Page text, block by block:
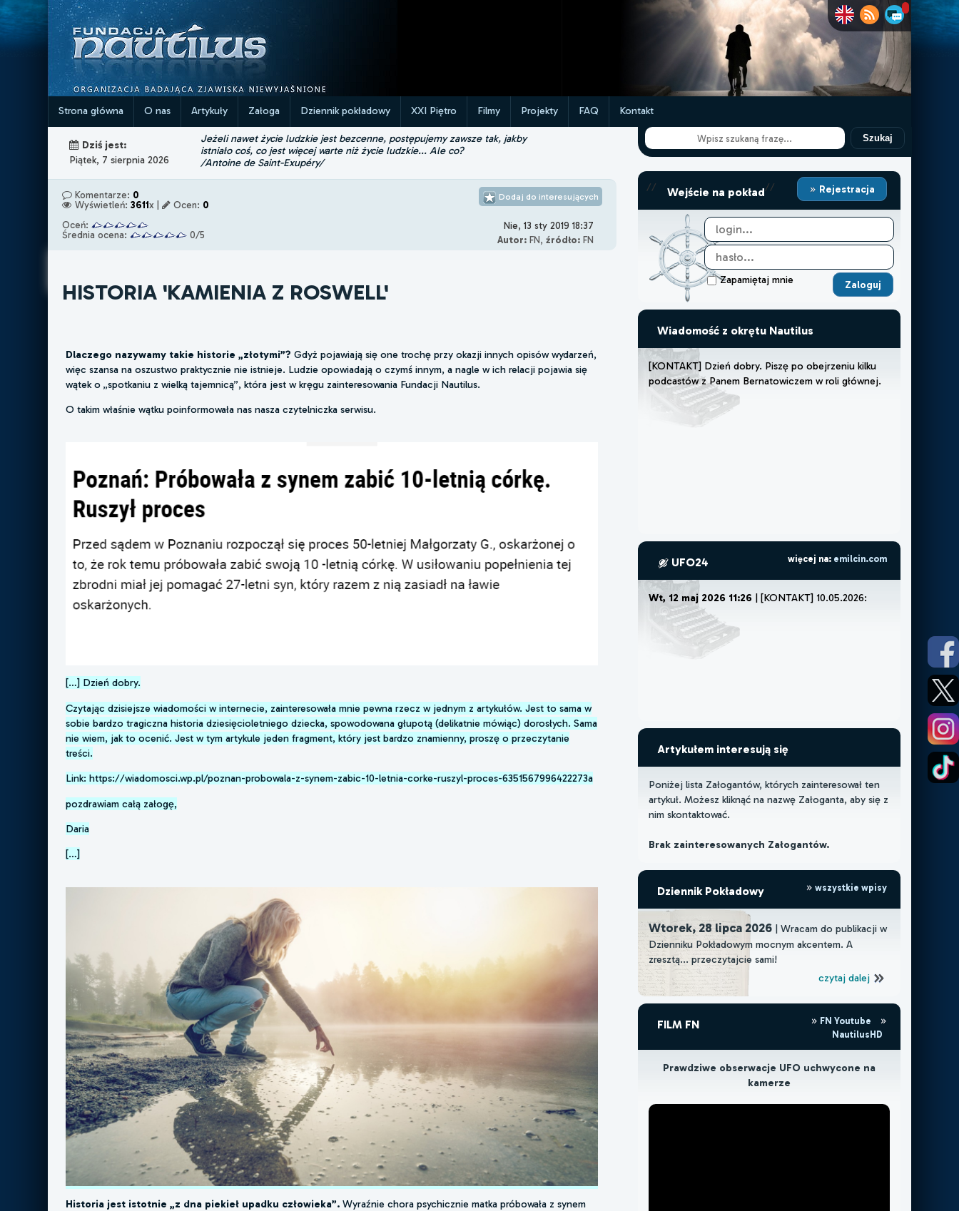
Strona główna O nas Artykuły Załoga Dziennik pokładowy XXI Piętro Filmy Projekty FAQ Kontakt
Dziś jest:
Piątek, 7 sierpnia 2026
Jeżeli nawet życie ludzkie jest bezcenne, postępujemy zawsze tak, jakby
istniało coś, co jest więcej warte niż życie ludzkie... Ale co?
/Antoine de Saint-Exupéry/
Komentarze: 0
Wyświetleń:3611x | Ocen: 0
Oceń:
Średnia ocena:
0/5
Dodaj do interesujących
Nie, 13 sty 2019 18:37
Autor:FN, źródło:FN
HISTORIA 'KAMIENIA Z ROSWELL'
Dlaczego nazywamy takie historie „złotymi”? Gdyż pojawiają się one trochę przy okazji innych opisów wydarzeń,
więc szansa na oszustwo praktycznie nie istnieje. Ludzie opowiadają o czymś innym, a nagle w ich relacji pojawia się
wątek o „spotkaniu z wielką tajemnicą”, która jest w kręgu zainteresowania Fundacji Nautilus.
O takim właśnie wątku poinformowała nas nasza czytelniczka serwisu.
[…] Dzień dobry.
Czytając dzisiejsze wiadomości w internecie, zainteresowała mnie pewna rzecz w jednym z artykułów. Jest to sama w
sobie bardzo tragiczna historia dziesięcioletniego dziecka, spowodowana głupotą (delikatnie mówiąc) dorosłych. Sama
nie wiem, jak to ocenić. Jest w tym artykule jeden fragment, który jest bardzo znamienny, proszę o przeczytanie
treści.
Link: https://wiadomosci.wp.pl/poznan-probowala-z-synem-zabic-10-letnia-corke-ruszyl-proces-6351567996422273a
pozdrawiam całą załogę,
Daria
[…]
Historia jest istotnie „z dna piekieł upadku człowieka”. Wyraźnie chora psychicznie matka próbowała z synem
Szukaj
// Wejście na pokład// Rejestracja
Zapamiętaj mnie
Wiadomość z okrętu Nautilus
[KONTAKT] Dzień dobry. Piszę po obejrzeniu kilku
podcastów z Panem Bernatowiczem w roli głównej.
ę, że muszę l
UFO24 więcej na: emilcin.com
Wt, 12 maj 2026 11:26 | [KONTAKT] 10.05.2026:
godz ok 22:30.
Artykułem interesują się
Poniżej lista Załogantów, których zainteresował ten
artykuł. Możesz kliknąć na nazwę Załoganta, aby się z
nim skontaktować.
Brak zainteresowanych Załogantów.
Dziennik Pokładowy wszystkie wpisy
Wtorek, 28 lipca 2026| Wracam do publikacji w
Dzienniku Pokładowym mocnym akcentem. A
zresztą... przeczytajcie sami!
czytaj dalej
FILM FN
FN Youtube
NautilusHD
Prawdziwe obserwacje UFO uchwycone na
kamerze